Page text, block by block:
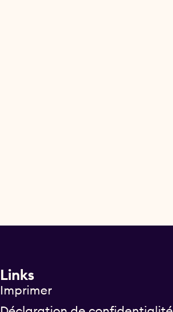
Links
Imprimer